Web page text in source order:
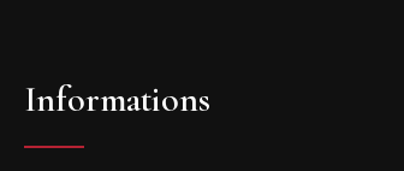
Informations